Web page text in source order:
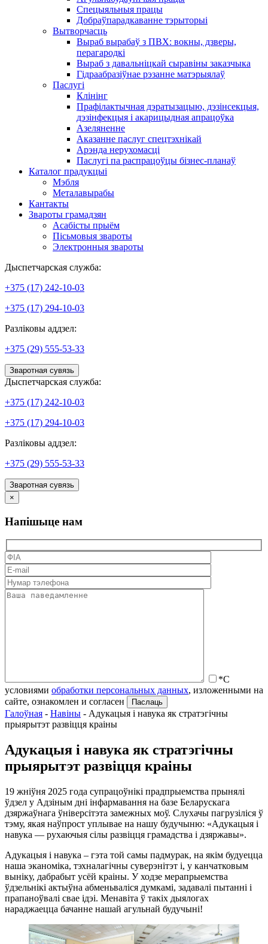
Спецыяльныя працы
Добраўпарадкаванне тэрыторыі
Вытворчасць
Выраб вырабаў з ПВХ: вокны, дзверы,
перагародкі
Выраб з давальніцкай сыравіны заказчыка
Гідраабразіўнае рэзанне матэрыялаў
Паслугі
Клінінг
Прафілактычная дэратызацыю, дэзiнсекцыя,
дэзінфекцыя і акарицыдная апрацоўка
Азеляненне
Аказанне паслуг спецтэхнікай
Арэнда нерухомасці
Паслугі па распрацоўцы бізнес-планаў
Каталог прадукцыі
Мэбля
Металавырабы
Кантакты
Звароты грамадзян
Асабісты прыём
Пісьмовыя звароты
Электронныя звароты
Дыспетчарская служба:
+375 (17) 242-10-03
+375 (17) 294-10-03
Разліковы аддзел:
+375 (29) 555-53-33
Зваротная сувязь
Дыспетчарская служба:
+375 (17) 242-10-03
+375 (17) 294-10-03
Разліковы аддзел:
+375 (29) 555-53-33
Зваротная сувязь
×
Напішыце нам
*С
условиями обработки персональных данных, изложенными на
сайте, ознакомлен и согласен
Галоўная - Навіны - Адукацыя і навука як стратэгічны
прыярытэт развіцця краіны
Адукацыя і навука як стратэгічны
прыярытэт развіцця краіны
19 жніўня 2025 года супрацоўнікі прадпрыемства прынялі
ўдзел у Адзіным дні інфармавання на базе Беларускага
дзяржаўнага ўніверсітэта замежных моў. Слухачы пагрузіліся ў
тэму, якая наўпрост уплывае на нашу будучыню: «Адукацыя і
навука — рухаючыя сілы развіцця грамадства і дзяржавы».
Адукацыя і навука – гэта той самы падмурак, на якім будуецца
наша эканоміка, тэхналагічны суверэнітэт і, у канчатковым
выніку, дабрабыт усёй краіны. У ходзе мерапрыемства
ўдзельнікі актыўна абменьваліся думкамі, задавалі пытанні і
прапаноўвалі свае ідэі. Менавіта ў такіх дыялогах
нараджаецца бачанне нашай агульнай будучыні!